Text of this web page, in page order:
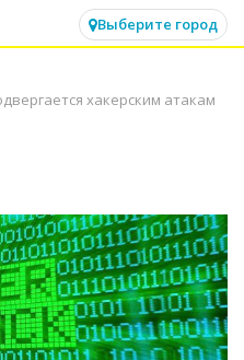
Выберите город
хакерским атакам